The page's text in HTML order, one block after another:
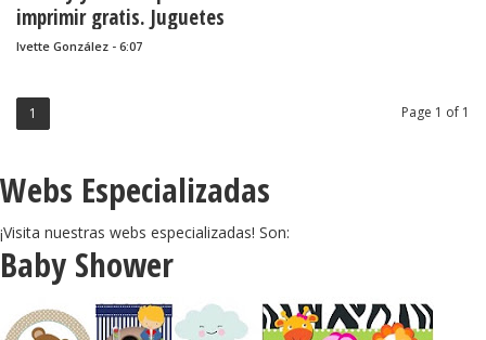
imprimir gratis. Juguetes
de papel.
Ivette González - 6:07
Page 1 of 1
1
Webs Especializadas
¡Visita nuestras webs especializadas! Son:
Baby Shower